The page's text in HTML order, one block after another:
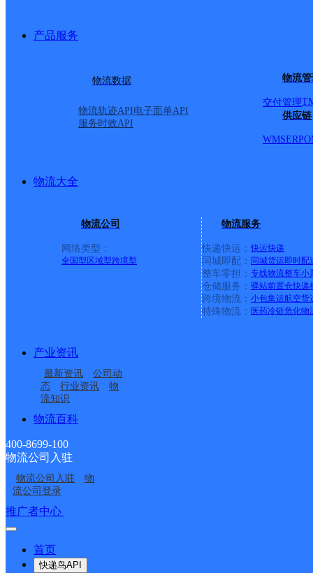
产品服务
物流数据
物流轨迹API电子面单API
服务时效API
物流
交付管理
供应链
WMSERP
物流大全
物流公司
网络类型：
全国型 区域型跨境型
物流服务
快递快运： 快运快递
同城即配： 同城货运即时配
整车零担： 专线物流整车小
仓储服务： 驿站前置仓快递
跨境物流： 小包集运航空货
特殊物流： 医药冷链危化物
产业资讯
最新资讯
公司动
态
行业资讯
物
流知识
物流百科
400-8699-100
物流公司入驻
物流公司入驻
物
流公司登录
推广者中心
首页
快递鸟API
龙山县水田坝镇合作点
ID11662
龙山县召市镇合作点
ID7960
龙山县农车镇合作点
ID5405
龙山县红岩溪镇合作点
ID16116
龙山县茨岩塘镇合作点
ID11680
龙山县石牌镇合作点
接口API
API接口 DEMO下载